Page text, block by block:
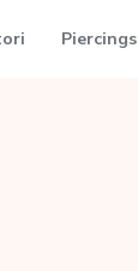
Piercings